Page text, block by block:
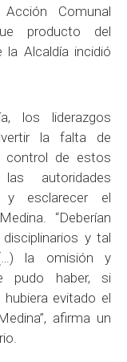
Comunal
producto del
Alcaldía incidió
los liderazgos
la falta de
control de estos
autoridades
y esclarecer el
“Deberían
y tal
la omisión y
pudo haber, si
evitado el
afirma un